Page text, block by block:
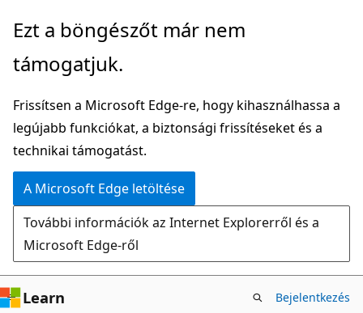
Ugrás
fő
Ezt a böngészőt már nem
támogatjuk.
Frissítsen a Microsoft Edge-re, hogy kihasználhassa a
legújabb funkciókat, a biztonsági frissítéseket és a
technikai támogatást.
A Microsoft Edge letöltése
További információk az Internet Explorerről és a
Microsoft Edge-ről
Learn Bejelentkezés